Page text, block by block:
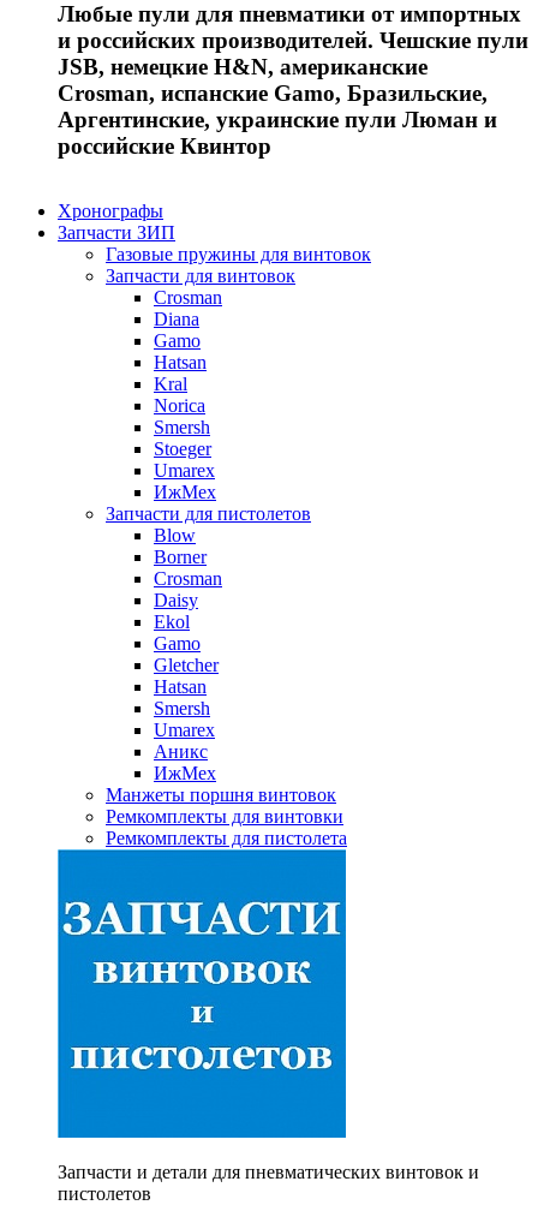
Любые пули для пневматики от импортных
и российских производителей. Чешские пули
JSB, немецкие H&N, американские
Crosman, испанские Gamo, Бразильские,
Аргентинские, украинские пули Люман и
российские Квинтор
Хронографы
Запчасти ЗИП
Газовые пружины для винтовок
Запчасти для винтовок
Crosman
Diana
Gamo
Hatsan
Kral
Norica
Smersh
Stoeger
Umarex
ИжМех
Запчасти для пистолетов
Blow
Borner
Crosman
Daisy
Ekol
Gamo
Gletcher
Hatsan
Smersh
Umarex
Аникс
ИжМех
Манжеты поршня винтовок
Ремкомплекты для винтовки
Ремкомплекты для пистолета
Запчасти и детали для пневматических винтовок и
пистолетов